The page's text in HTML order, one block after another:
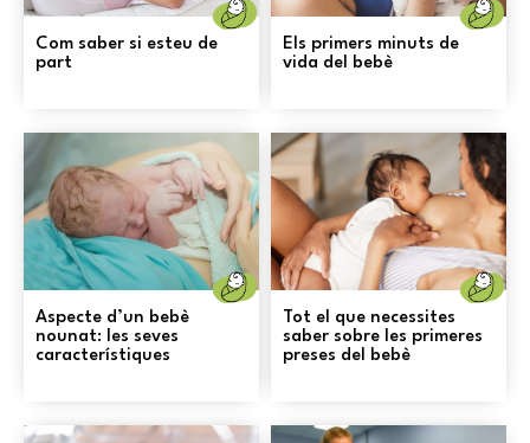
Naixement
Com saber si esteu de
part
Els primers minuts de
vida del bebè
Naixement
Aspecte d’un bebè
nounat: les seves
característiques
Tot el que necessites
saber sobre les primeres
preses del bebè